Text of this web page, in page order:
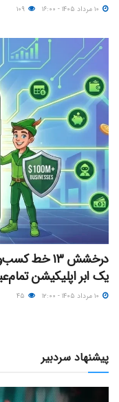
یک ابر اپلیکیشن
پیشنهاد سردبیر